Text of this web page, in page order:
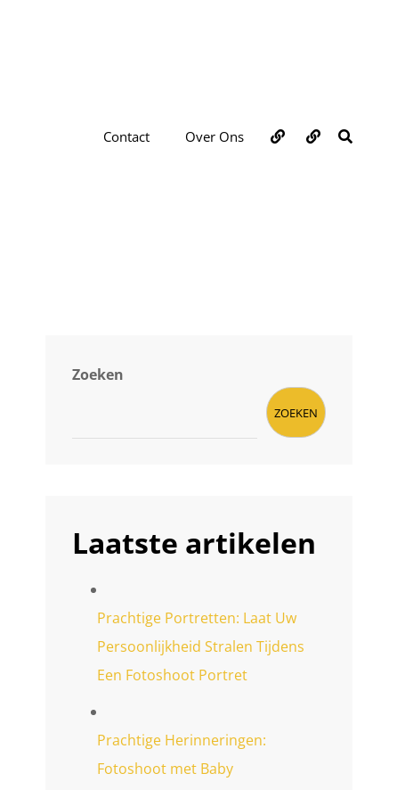
Contact Over Ons Over
ons
Contact
Zoeken
ZOEKEN
Laatste artikelen
Prachtige Portretten: Laat Uw
Persoonlijkheid Stralen Tijdens
Een Fotoshoot Portret
Prachtige Herinneringen:
Fotoshoot met Baby